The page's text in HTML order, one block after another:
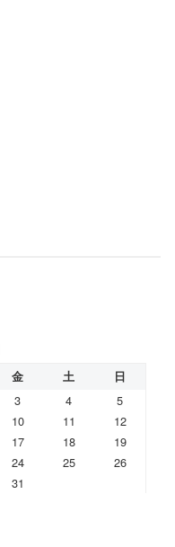
金 土 日
3 4
5
10 11
12
17 18
19
24 25
26
31